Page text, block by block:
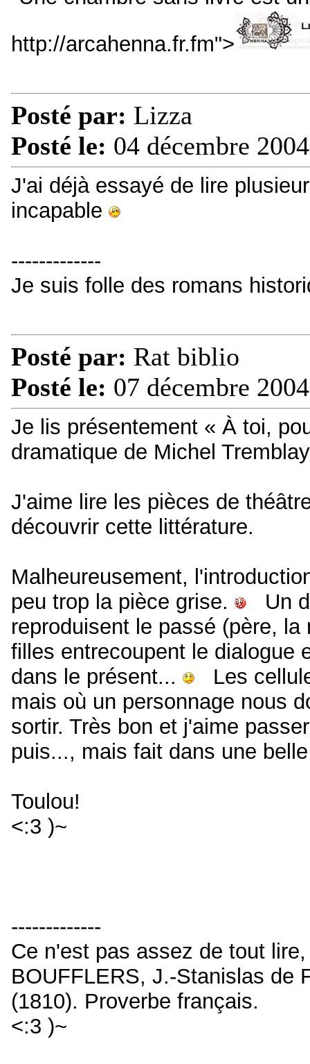
http://arcahenna.fr.fm">
Posté par: Lizza
Posté le: 04 décembre
J'ai déjà essayé de lire
incapable
-------------
Je suis folle des romans
Posté par: Rat biblio
Posté le: 07 décembre
Je lis présentement « À toi,
dramatique de Michel
J'aime lire les pièces de
découvrir cette littérature.
Malheureusement,
peu trop la pièce grise.
Un
reproduisent le passé (père,
filles entrecoupent le dialogue
dans le présent...
Les
mais où un personnage nous
sortir. Très bon et j'aime
puis..., mais fait dans une
Toulou!
<:3 )~
-------------
Ce n'est pas assez de tout
BOUFFLERS, J.-Stanislas de
(1810). Proverbe français.
<:3 )~